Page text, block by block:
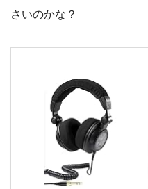
さいのかな？